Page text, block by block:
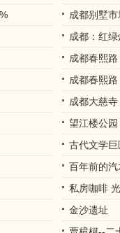
成都别墅
成都：红绿
成都春熙路
成都春熙路
成都大慈寺
望江楼公园
古代文学
百年前的汽
私房咖啡
金沙遗址